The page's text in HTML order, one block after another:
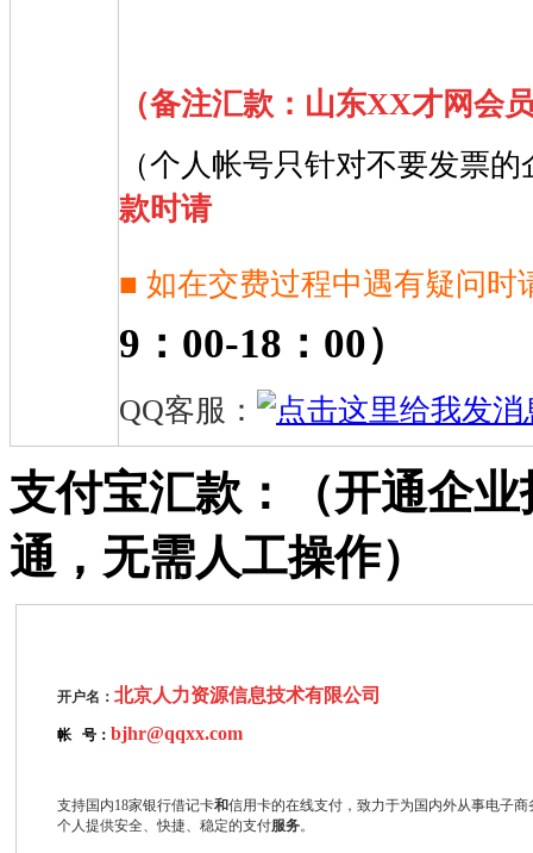
（备注汇款：山东XX才网会
（个人帐号只针对不要发票
款时请
■ 如在交费过程中遇有疑问时
9：00-18：00）
QQ客服：
支付宝汇款：（开通企
通，无需人工操作）
开户名： 北京人力资源信息技术有限公司
帐 号： bjhr@qqxx.com
支持国内18家银行借记卡和信用卡的在线支付，致力于为国内外从事电子商
个人提供安全、快捷、稳定的支付服务。